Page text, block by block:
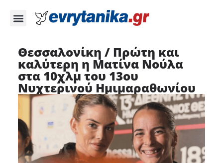
Θεσσαλονίκη / Πρώτη και
καλύτερη η Ματίνα Νούλα
στα 10χλμ του 13ου
Νυχτερινού Ημιμαραθωνίου